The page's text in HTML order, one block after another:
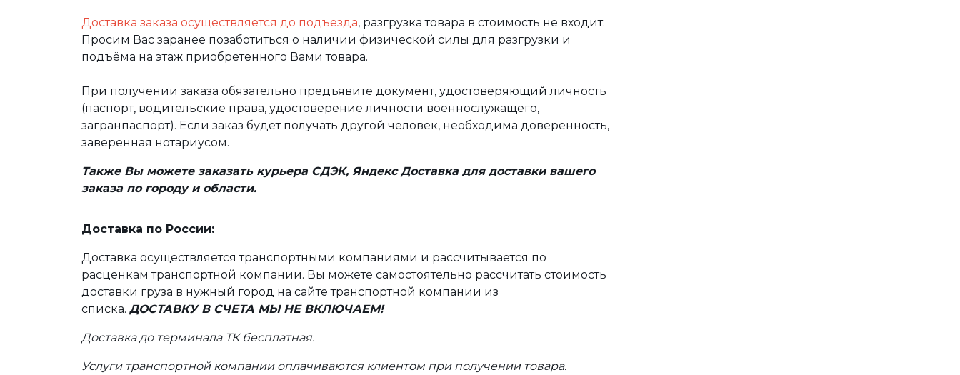
Доставка заказа осуществляется до подъезда, разгрузка товара в стоимость не входит.
Просим Вас заранее позаботиться о наличии физической силы для разгрузки и
подъёма на этаж приобретенного Вами товара.
При получении заказа обязательно предъявите документ, удостоверяющий личность
(паспорт, водительские права, удостоверение личности военнослужащего,
загранпаспорт). Если заказ будет получать другой человек, необходима доверенность,
заверенная нотариусом.
Также Вы можете заказать курьера СДЭК, Яндекс Доставка для доставки вашего
заказа по городу и области.
Доставка по России:
Доставка осуществляется транспортными компаниями и рассчитывается по
расценкам транспортной компании. Вы можете самостоятельно рассчитать стоимость
доставки груза в нужный город на сайте транспортной компании из
списка. ДОСТАВКУ В СЧЕТА МЫ НЕ ВКЛЮЧАЕМ!
Доставка до терминала ТК бесплатная.
Услуги транспортной компании оплачиваются клиентом при получении товара.